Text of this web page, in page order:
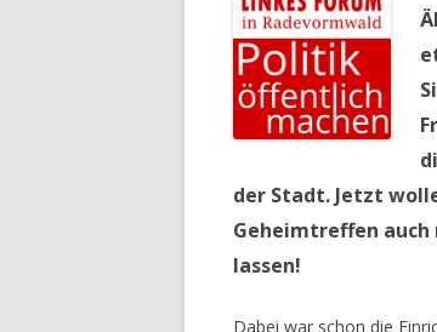
der Stadt. Jetzt
Geheimtreffen
lassen!
Dabei war schon die